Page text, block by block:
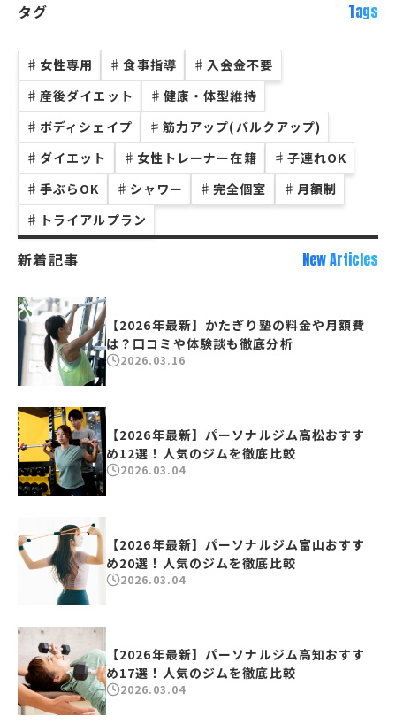
タグ Tags
♯ 女性専用 ♯ 食事指導 ♯ 入会金不要
♯ 産後ダイエット ♯ 健康・体型維持
♯ ボディシェイプ ♯ 筋力アップ(バルクアップ)
♯ ダイエット ♯ 女性トレーナー在籍 ♯ 子連れOK
♯ 手ぶらOK ♯ シャワー ♯ 完全個室 ♯ 月額制
♯ トライアルプラン
新着記事 New Articles
【2026年最新】かたぎり塾の料金や月額費
は？口コミや体験談も徹底分析
2026.03.16
【2026年最新】パーソナルジム高松おすす
め12選！人気のジムを徹底比較
2026.03.04
【2026年最新】パーソナルジム富山おすす
め20選！人気のジムを徹底比較
2026.03.04
【2026年最新】パーソナルジム高知おすす
め17選！人気のジムを徹底比較
2026.03.04